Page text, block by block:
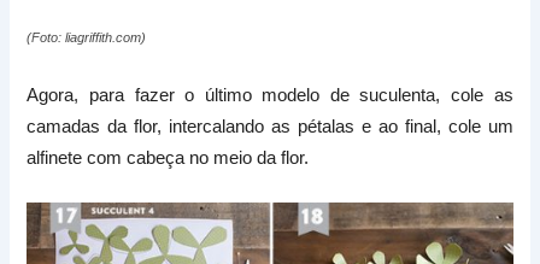
(Foto: liagriffith.com)
Agora, para fazer o último modelo de suculenta, cole as
camadas da flor, intercalando as pétalas e ao final, cole um
alfinete com cabeça no meio da flor.